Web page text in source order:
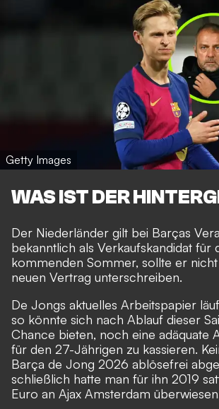
Getty Images
WAS IST DER
Der Niederländer gilt bei Barças
bekanntlich als Verkaufskandidat für
kommenden Sommer, sollte er
neuen Vertrag unterschreiben.
De Jongs aktuelles Arbeitspapier
so könnte sich nach Ablauf dieser
Chance bieten, noch eine adäquate
für den 27-Jährigen zu kassieren.
Barça de Jong 2026 ablösefrei
schließlich hatte man für ihn 2019
Euro an Ajax Amsterdam